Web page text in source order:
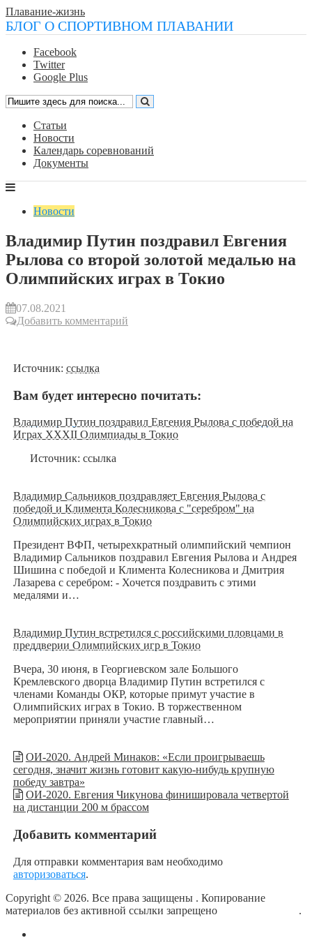
Плавание-жизнь
БЛОГ О СПОРТИВНОМ ПЛАВАНИИ
Facebook
Twitter
Google Plus
Статьи
Новости
Календарь соревнований
Документы
Новости
Владимир Путин поздравил Евгения
Рылова со второй золотой медалью на
Олимпийских играх в Токио
07.08.2021
Добавить комментарий
Источник: ссылка
Вам будет интересно почитать:
Владимир Путин поздравил Евгения Рылова с победой на
Играх XXXII Олимпиады в Токио
Источник: ссылка
Владимир Сальников поздравляет Евгения Рылова с
победой и Климента Колесникова с "серебром" на
Олимпийских играх в Токио
Президент ВФП, четырехкратный олимпийский чемпион
Владимир Сальников поздравил Евгения Рылова и Андрея
Шишина с победой и Климента Колесникова и Дмитрия
Лазарева с серебром: - Хочется поздравить с этими
медалями и…
Владимир Путин встретился с российскими пловцами в
преддверии Олимпийских игр в Токио
Вчера, 30 июня, в Георгиевском зале Большого
Кремлевского дворца Владимир Путин встретился с
членами Команды ОКР, которые примут участие в
Олимпийских играх в Токио. В торжественном
мероприятии приняли участие главный…
ОИ-2020. Андрей Минаков: «Если проигрываешь
сегодня, значит жизнь готовит какую-нибудь крупную
победу завтра»
ОИ-2020. Евгения Чикунова финишировала четвертой
на дистанции 200 м брассом
Добавить комментарий
Для отправки комментария вам необходимо
авторизоваться.
Copyright © 2026. Все права защищены . Копирование
материалов без активной ссылки запрещено
.